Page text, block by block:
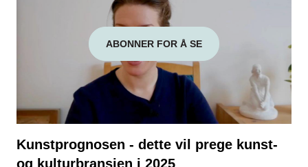
ABONNER FOR Å SE
Kunstprognosen - dette vil prege kunst-
og kulturbransjen i 2025